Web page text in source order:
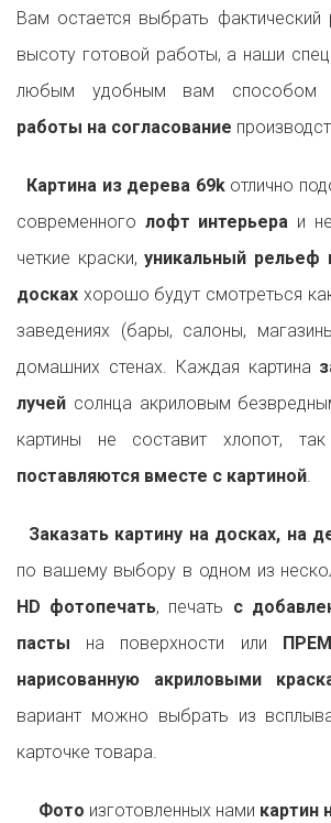
Вам остается выбрать
высоту готовой работы, а наши
любым удобным вам способом
работы на согласование
Картина из дерева 69kотлично
современного лофт интерьера и
четкие краски,уникальный рельеф
досках хорошо будут смотреться
заведениях (бары, салоны,
домашних стенах. Каждая картина
лучей солнца акриловым
картины не составит хлопот,
поставляются вместе с картиной.
Заказать картину на досках, на
по вашему выбору в одном из
HD фотопечать, печать с
пасты на поверхности или
нарисованную акриловыми
вариант можно выбрать из
карточке товара.
Фото изготовленных нами картин